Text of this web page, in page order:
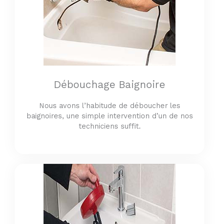
Débouchage Baignoire
Nous avons l’habitude de déboucher les
baignoires, une simple intervention d’un de nos
techniciens suffit.